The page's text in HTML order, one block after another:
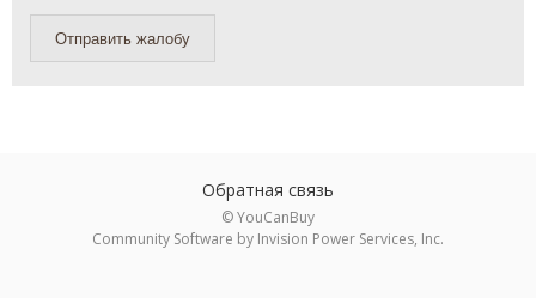
Отправить жалобу
Обратная связь
© YouCanBuy
Community Software by Invision Power Services, Inc.